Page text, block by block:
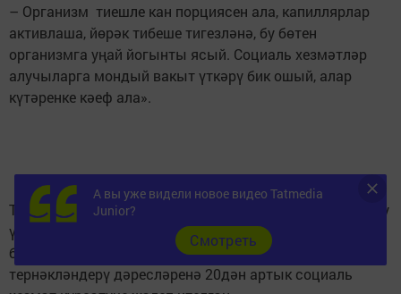
– Организм тиешле кан порциясен ала, капиллярлар
активлаша, йөрәк тибеше тигезләнә, бу бөтен
организмга уңай йогынты ясый. Социаль хезмәтләр
алучыларга мондый вакыт үткәрү бик ошый, алар
күтәренке кәеф ала».
Табигать матурлыгында физик активлык белән мавыгу
үзен аклый: яшәүчеләр хәрәкәттән шатлык ала һәм
бер үк вакытта рухи яктан тынычлана. Әлеге
тернәкләндерү дәресләренә 20дән артык социаль
А вы уже видели новое видео Tatmedia
Junior?
Cмотреть